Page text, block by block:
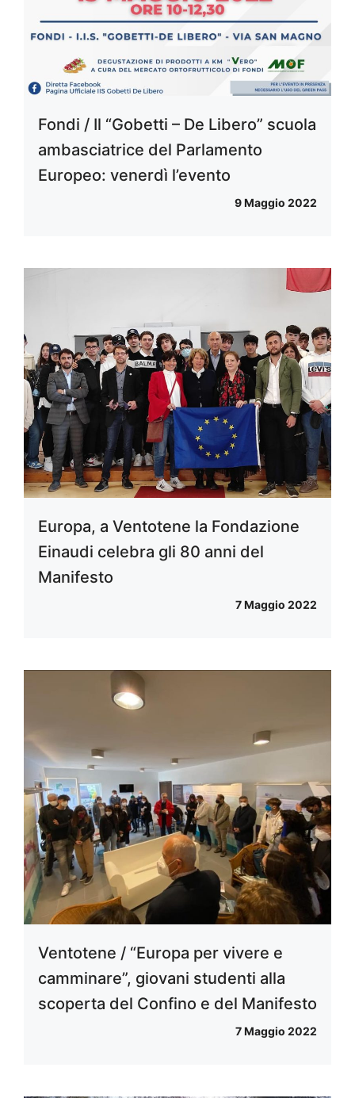
Fondi / Il “Gobetti – De Libero” scuola
ambasciatrice del Parlamento
Europeo: venerdì l’evento
9 Maggio 2022
Europa, a Ventotene la Fondazione
Einaudi celebra gli 80 anni del
Manifesto
7 Maggio 2022
Ventotene / “Europa per vivere e
camminare”, giovani studenti alla
scoperta del Confino e del Manifesto
7 Maggio 2022